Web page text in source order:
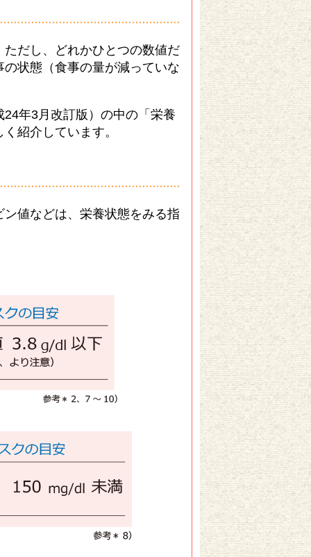
だし、どれかひとつの数値だ
状態（食事の量が減っていな
年3月改訂版）の中の「栄養
紹介しています。
値などは、栄養状態をみる指